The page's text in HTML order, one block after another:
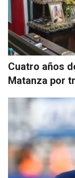
Cuatro años
Matanza por